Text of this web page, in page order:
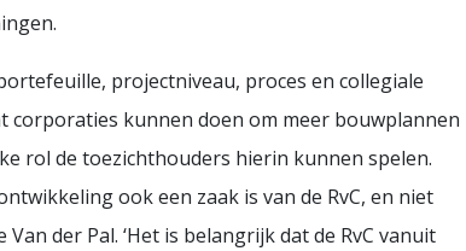
projectniveau, proces en collegiale
corporaties kunnen doen om meer bouwplannen
rol de toezichthouders hierin kunnen spelen.
ook een zaak is van de RvC, en niet
der Pal. ‘Het is belangrijk dat de RvC vanuit